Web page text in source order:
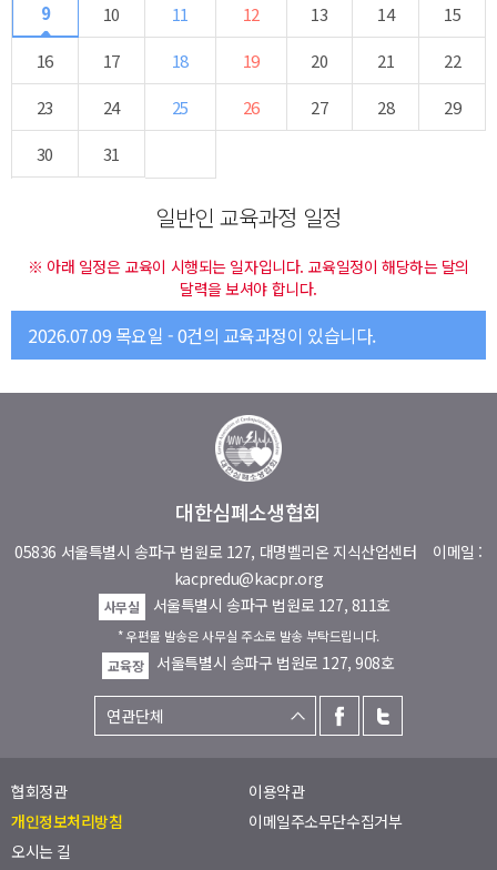
9
10 11 12 13 14
15
16
17 18 19 20 21
22
23
24 25 26 27 28
29
30
31
일반인 교육과정 일정
※ 아래 일정은 교육이 시행되는 일자입니다. 교육일정이 해당하는 달의
달력을 보셔야 합니다.
2026.07.09 목요일 - 0건의 교육과정이 있습니다.
대한심폐소생협회
05836 서울특별시 송파구 법원로 127, 대명벨리온 지식산업센터 이메일 :
kacpredu@kacpr.org
사무실 서울특별시 송파구 법원로 127, 811호
* 우편물 발송은 사무실 주소로 발송 부탁드립니다.
교육장
서울특별시 송파구 법원로 127, 908호
협회정관
이용약관
개인정보처리방침
이메일주소무단수집거부
오시는 길